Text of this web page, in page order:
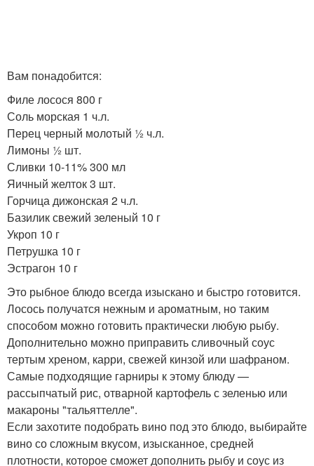
Вам понадобится:
Филе лосося 800 г
Соль морская 1 ч.л.
Перец черный молотый ½ ч.л.
Лимоны ½ шт.
Сливки 10-11% 300 мл
Яичный желток 3 шт.
Горчица дижонская 2 ч.л.
Базилик свежий зеленый 10 г
Укроп 10 г
Петрушка 10 г
Эстрагон 10 г
Это рыбное блюдо всегда изыскано и быстро готовится.
Лосось получатся нежным и ароматным, но таким
способом можно готовить практически любую рыбу.
Дополнительно можно приправить сливочный соус
тертым хреном, карри, свежей кинзой или шафраном.
Самые подходящие гарниры к этому блюду —
рассыпчатый рис, отварной картофель с зеленью или
макароны "тальяттелле".
Если захотите подобрать вино под это блюдо, выбирайте
вино со сложным вкусом, изысканное, средней
плотности, которое сможет дополнить рыбу и соус из